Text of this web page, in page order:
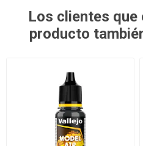
Los clientes
producto